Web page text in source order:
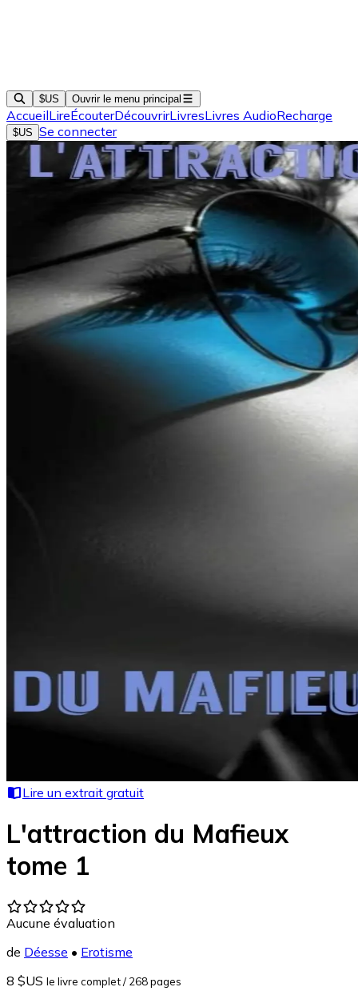
$US Ouvrir le menu principal
AccueilLireÉcouterDécouvrirLivresLivres AudioRecharge
$US Se connecter
Lire un extrait gratuit
L'attraction du Mafieux
tome 1
Aucune évaluation
de Déesse • Erotisme
8 $US le livre complet/ 268 pages